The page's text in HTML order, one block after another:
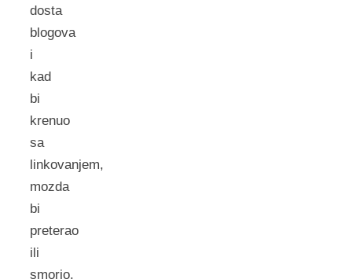
dosta
blogova
i
kad
bi
krenuo
sa
linkovanjem,
mozda
bi
preterao
ili
smorio.